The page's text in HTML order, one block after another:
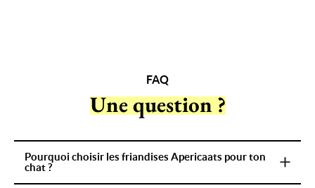
FAQ
Une question ?
Pourquoi choisir les friandises Apericaats pour ton
chat ?